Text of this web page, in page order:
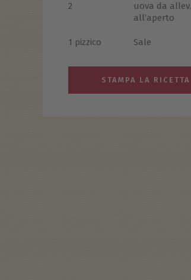
2
uova da allev.
all’aperto
1 pizzico Sale
STAMPA LA RICETTA